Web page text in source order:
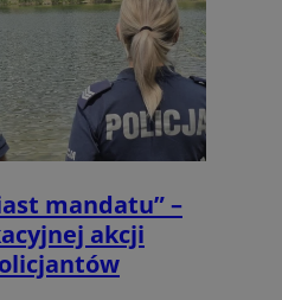
mandatu” –
akcji